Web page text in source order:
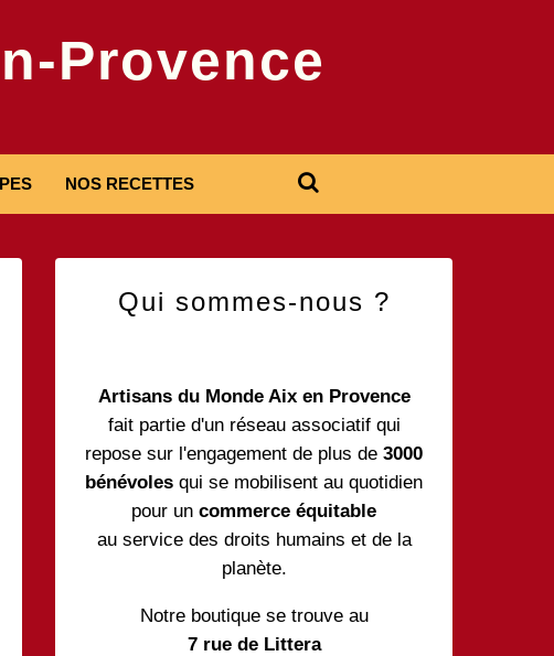
Provence
NOS RECETTES
Qui sommes-nous ?
Artisans du Monde Aix en Provence
fait partie d'un réseau associatif qui
repose sur l'engagement de plus de 3000
bénévoles qui se mobilisent au quotidien
pour un commerce équitable
au service des droits humains et de la
planète.
Notre boutique se trouve au
7 rue de Littera